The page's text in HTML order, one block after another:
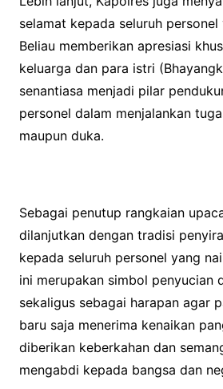
selamat kepada seluruh
Beliau memberikan apresiasi
keluarga dan para istri
senantiasa menjadi pilar
personel dalam menjalankan
maupun duka.
Sebagai penutup rangkaian
dilanjutkan dengan tradisi
kepada seluruh personel yang
ini merupakan simbol penyucian
sekaligus sebagai harapan agar
baru saja menerima kenaikan
diberikan keberkahan dan
mengabdi kepada bangsa dan